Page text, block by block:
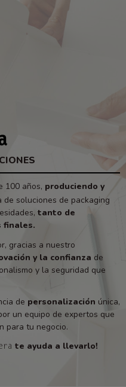
100 años, produciendo y
de soluciones de packaging
tanto de
finales.
gracias a nuestro
y la confianza de
y la seguridad que
de personalización única,
un equipo de expertos que
para tu negocio.
te ayuda a llevarlo!